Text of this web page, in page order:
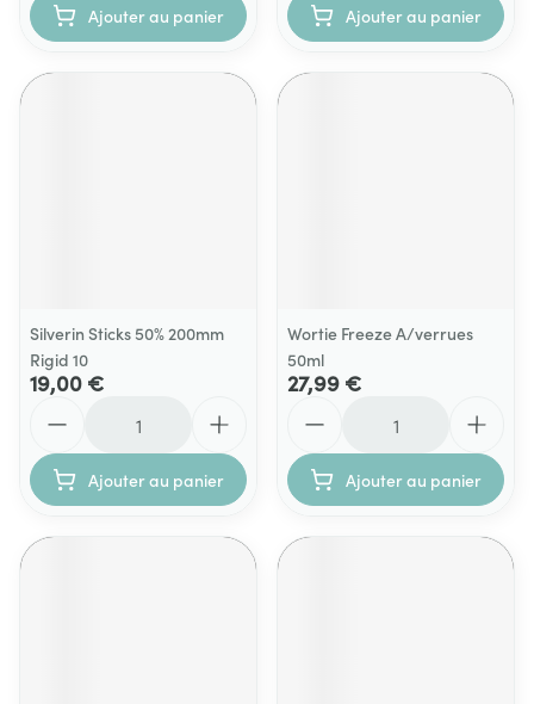
Ajouter au panier Ajouter au panier
Silverin Sticks 50% 200mm
Rigid 10
19,00 €
Ajouter au panier
Wortie Freeze A/verrues
50ml
27,99 €
Ajouter au panier